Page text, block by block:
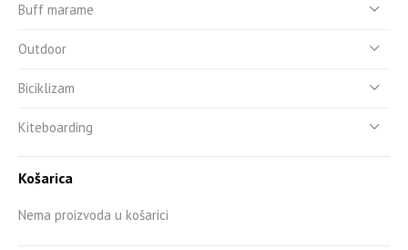
Buff marame
Outdoor
Biciklizam
Kiteboarding
Košarica
Nema proizvoda u košarici